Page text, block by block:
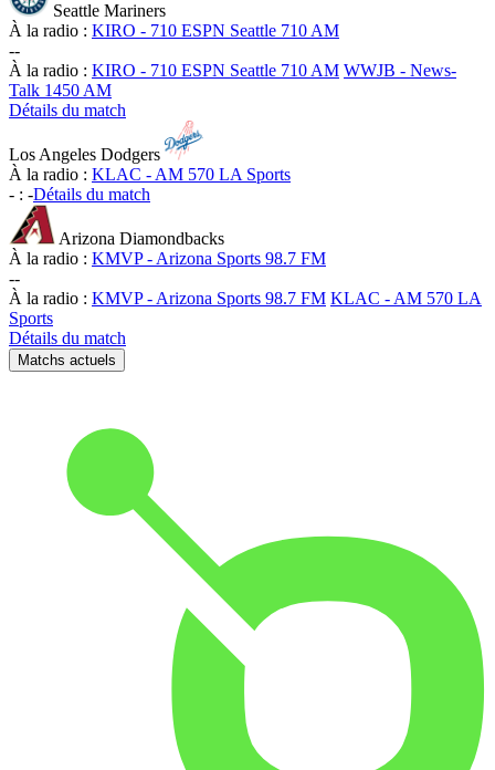
Seattle Mariners
À la radio : KIRO - 710 ESPN Seattle 710 AM
--
À la radio : KIRO - 710 ESPN Seattle 710 AM WWJB - News-
Talk 1450 AM
Détails du match
Los Angeles Dodgers
À la radio : KLAC - AM 570 LA Sports
- : -Détails du match
Arizona Diamondbacks
À la radio : KMVP - Arizona Sports 98.7 FM
--
À la radio : KMVP - Arizona Sports 98.7 FM KLAC - AM 570 LA
Sports
Détails du match
Matchs actuels